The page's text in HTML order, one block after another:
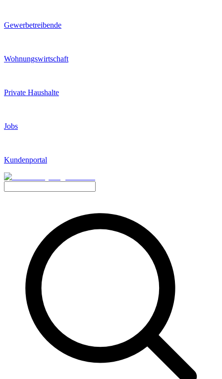
Gewerbetreibende
Wohnungswirtschaft
Private Haushalte
Jobs
Kundenportal